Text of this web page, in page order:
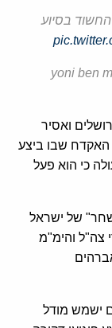
בסיוע
תושב מזרח ירושלים ואסיר
שבו ביצע
כי הוא פעל
של ישראל
על ידי צה"ל והימ"מ
ישמש מודל